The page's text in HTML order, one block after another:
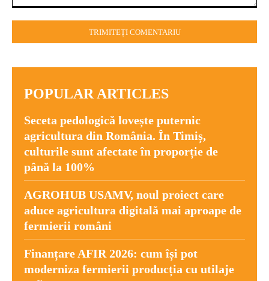
POPULAR ARTICLES
Seceta pedologică lovește puternic
agricultura din România. În Timiș,
culturile sunt afectate în proporție de
până la 100%
AGROHUB USAMV, noul proiect care
aduce agricultura digitală mai aproape de
fermierii români
Finanțare AFIR 2026: cum își pot
moderniza fermierii producția cu utilaje